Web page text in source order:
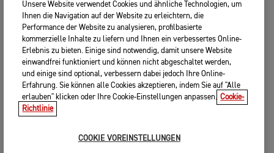
Unsere Website verwendet Cookies und ähnliche Technologien, um
Ihnen die Navigation auf der Website zu erleichtern, die
Performance der Website zu analysieren, profilbasierte
kommerzielle Inhalte zu liefern und Ihnen ein verbessertes Online-
Erlebnis zu bieten. Einige sind notwendig, damit unsere Website
einwandfrei funktioniert und können nicht abgeschaltet werden,
und einige sind optional, verbessern dabei jedoch Ihre Online-
Erfahrung. Sie können alle Cookies akzeptieren, indem Sie auf "Alle
erlauben" klicken oder Ihre Cookie-Einstellungen anpassen. Cookie-
Richtlinie
COOKIE VOREINSTELLUNGEN